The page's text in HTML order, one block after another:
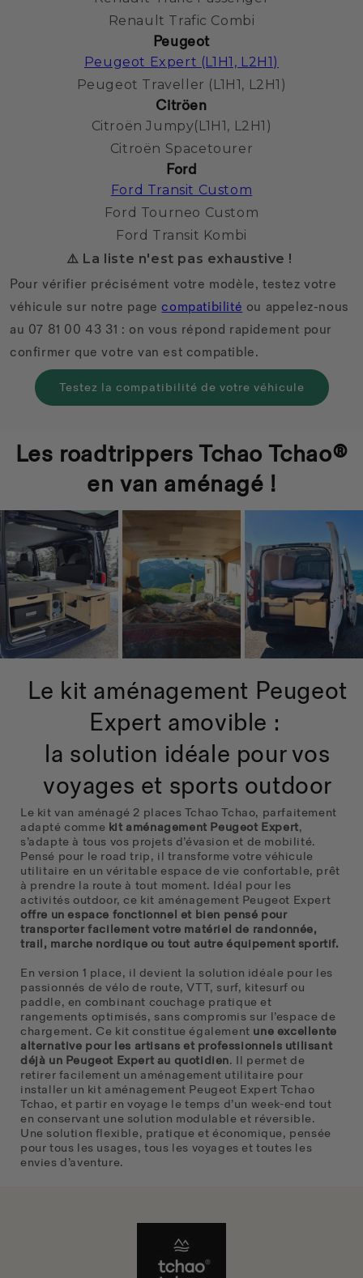
Renault Trafic Combi
Peugeot
Peugeot Expert (L1H1, L2H1)
Peugeot Traveller (L1H1, L2H1)
Citröen
Citroën Jumpy(L1H1, L2H1)
Citroën Spacetourer
Ford
Ford Transit Custom
Ford Tourneo Custom
Ford Transit Kombi
⚠️ La liste n'est pas exhaustive !
Pour vérifier précisément votre modèle, testez votre
véhicule sur notre pagecompatibilité ou appelez-nous
au 07 81 00 43 31 : on vous répond rapidement pour
confirmer que votre van est compatible.
Testez la compatibilité de votre véhicule
Les roadtrippers Tchao Tchao®
en van aménagé !
Le kit aménagement Peugeot
Expert amovible :
la solution idéale pour vos
voyages et sports outdoor
Le kit van aménagé 2 places Tchao Tchao, parfaitement
adapté comme kit aménagement Peugeot Expert,
s’adapte à tous vos projets d’évasion et de mobilité.
Pensé pour le road trip, il transforme votre véhicule
utilitaire en un véritable espace de vie confortable, prêt
à prendre la route à tout moment. Idéal pour les
activités outdoor, ce kit aménagement Peugeot Expert
offre un espace fonctionnel et bien pensé pour
transporter facilement votre matériel de randonnée,
trail, marche nordique ou tout autre équipement sportif.
En version 1 place, il devient la solution idéale pour les
passionnés de vélo de route, VTT, surf, kitesurf ou
paddle, en combinant couchage pratique et
rangements optimisés, sans compromis sur l’espace de
chargement. Ce kit constitue également une excellente
alternative pour les artisans et professionnels utilisant
déjà un Peugeot Expert au quotidien. Il permet de
retirer facilement un aménagement utilitaire pour
installer un kit aménagement Peugeot Expert Tchao
Tchao, et partir en voyage le temps d’un week-end tout
en conservant une solution modulable et réversible.
Une solution flexible, pratique et économique, pensée
pour tous les usages, tous les voyages et toutes les
envies d’aventure.